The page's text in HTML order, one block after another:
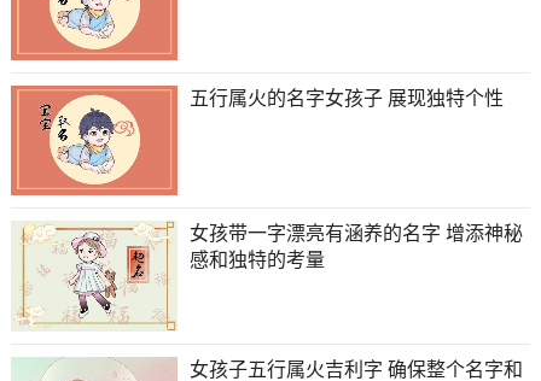
五行属火的名字女孩子 展现独特个性
女孩带一字漂亮有涵养的名字 增添神秘
感和独特的考量
女孩子五行属火吉利字 确保整个名字和